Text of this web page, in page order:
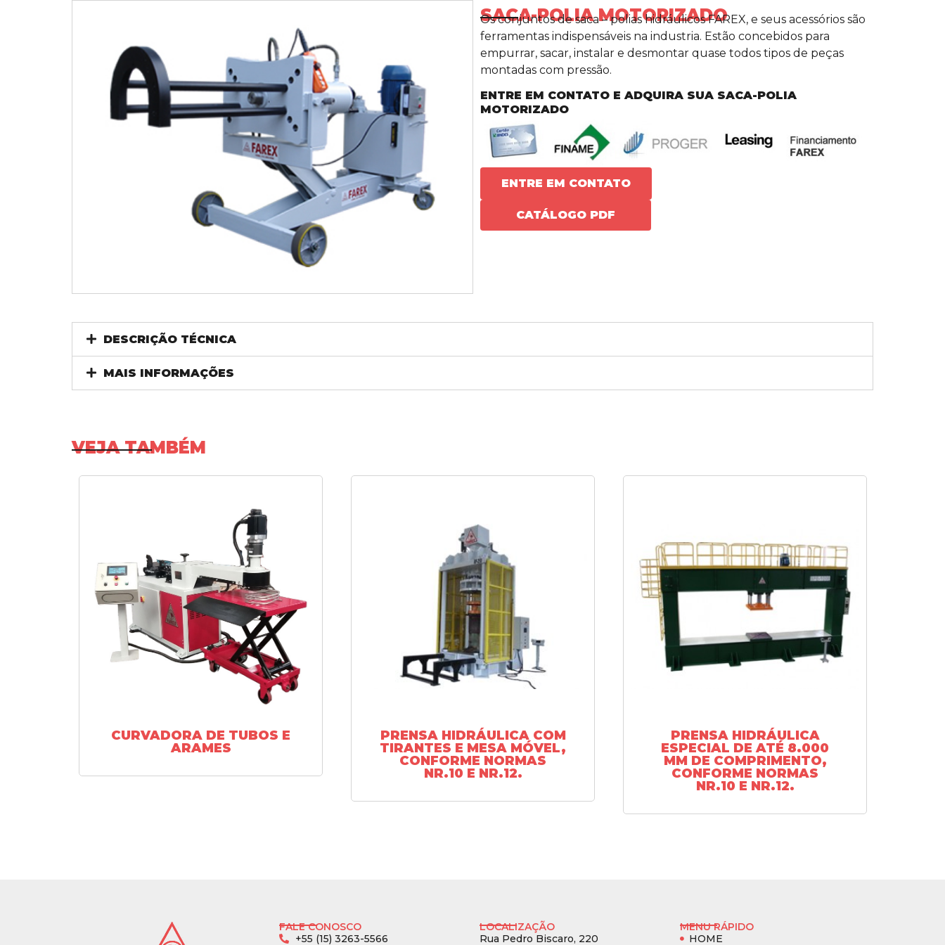
SACA-POLIA MOTORIZADO
Os conjuntos de saca – polias hidráulicos FAREX, e seus acessórios são
ferramentas indispensáveis na industria. Estão concebidos para
empurrar, sacar, instalar e desmontar quase todos tipos de peças
montadas com pressão.
ENTRE EM CONTATO E ADQUIRA SUA SACA-POLIA
MOTORIZADO
ENTRE EM CONTATO
CATÁLOGO PDF
DESCRIÇÃO TÉCNICA
MAIS INFORMAÇÕES
VEJA TAMBÉM
SAIBA MAIS
CURVADORA DE TUBOS E
ARAMES
SAIBA MAIS
PRENSA HIDRÁULICA COM
TIRANTES E MESA MÓVEL,
CONFORME NORMAS
NR.10 E NR.12.
SAIBA MAIS
PRENSA HIDRÁULICA
ESPECIAL DE ATÉ 8.000
MM DE COMPRIMENTO,
CONFORME NORMAS
NR.10 E NR.12.
FALE CONOSCO
+55 (15) 3263-5566
LOCALIZAÇÃO
Rua Pedro Biscaro, 220
MENU RÁPIDO
HOME